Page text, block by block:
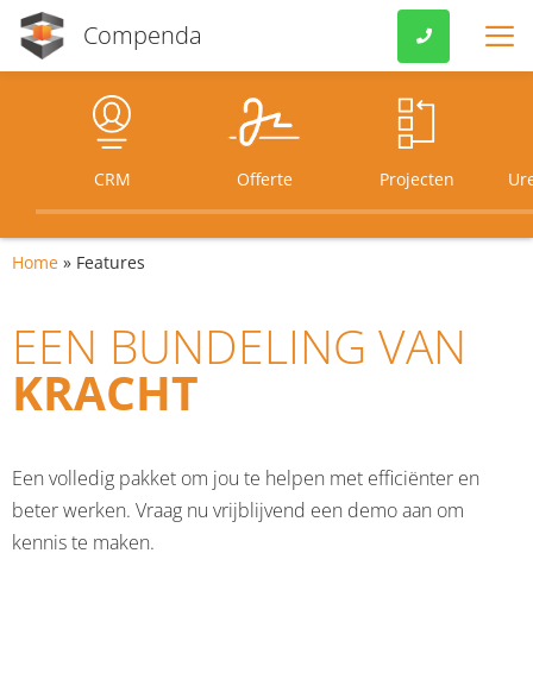
Compenda
VOOR MKB
PRIJZEN
VERENIGINGEN
OVER ONS
KLANTVERHALEN
CRM Offerte Projecten
Home » Features
EEN BUNDELING VAN
KRACHT
Een volledig pakket om jou te helpen met efficiënter en
beter werken. Vraag nu vrijblijvend een demo aan om
kennis te maken.